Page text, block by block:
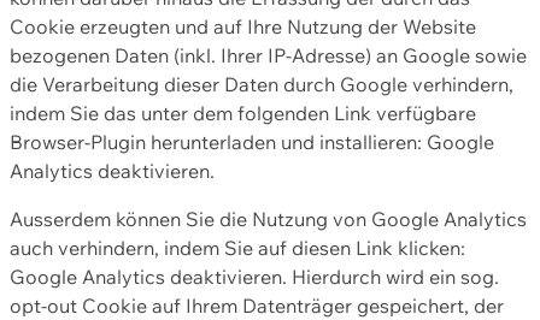
Cookie erzeugten und auf Ihre Nutzung der Website
bezogenen Daten (inkl. Ihrer IP-Adresse) an Google sowie
die Verarbeitung dieser Daten durch Google verhindern,
indem Sie das unter dem folgenden Link verfügbare
Browser-Plugin herunterladen und installieren: Google
Analytics deaktivieren.
Ausserdem können Sie die Nutzung von Google Analytics
auch verhindern, indem Sie auf diesen Link klicken:
Google Analytics deaktivieren. Hierdurch wird ein sog.
opt-out Cookie auf Ihrem Datenträger gespeichert, der